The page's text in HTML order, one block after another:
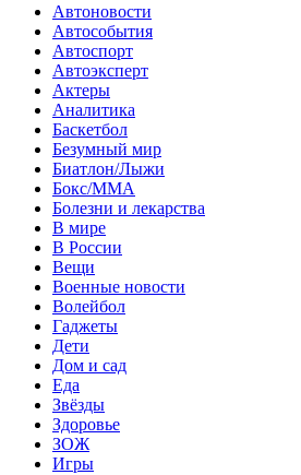
Автоновости
Автособытия
Автоспорт
Автоэксперт
Актеры
Аналитика
Баскетбол
Безумный мир
Биатлон/Лыжи
Бокс/MMA
Болезни и лекарства
В мире
В России
Вещи
Военные новости
Волейбол
Гаджеты
Дети
Дом и сад
Еда
Звёзды
Здоровье
ЗОЖ
Игры